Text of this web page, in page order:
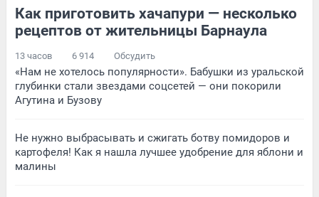
Как приготовить хачапури — несколько
рецептов от жительницы Барнаула
13 часов 6 914 Обсудить
«Нам не хотелось популярности». Бабушки из уральской
глубинки стали звездами соцсетей — они покорили
Агутина и Бузову
Не нужно выбрасывать и сжигать ботву помидоров и
картофеля! Как я нашла лучшее удобрение для яблони и
малины